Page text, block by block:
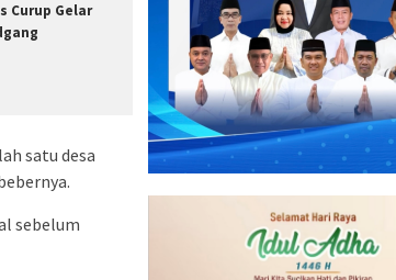
Curup Gelar
satu desa
sebelum